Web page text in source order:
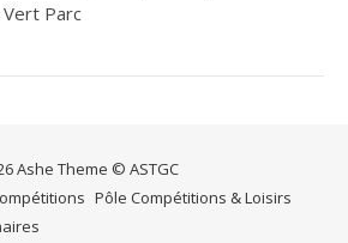
Parc
Ashe Theme © ASTGC
Pôle Compétitions & Loisirs